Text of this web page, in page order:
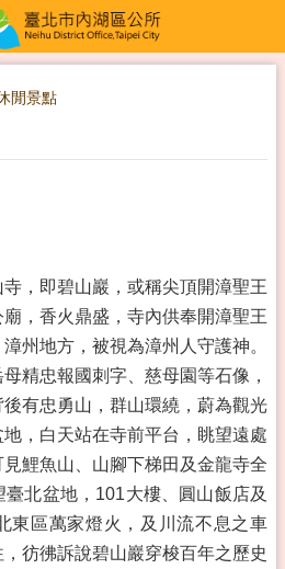
閒景點
，即碧山巖，或稱尖頂開漳聖王
，香火鼎盛，寺內供奉開漳聖王
州地方，被視為漳州人守護神。
精忠報國刺字、慈母園等石像，
有忠勇山，群山環繞，蔚為觀光
，白天站在寺前平台，眺望遠處
鯉魚山、山腳下梯田及金龍寺全
北盆地，101大樓、圓山飯店及
東區萬家燈火，及川流不息之車
彷彿訴說碧山巖穿梭百年之歷史